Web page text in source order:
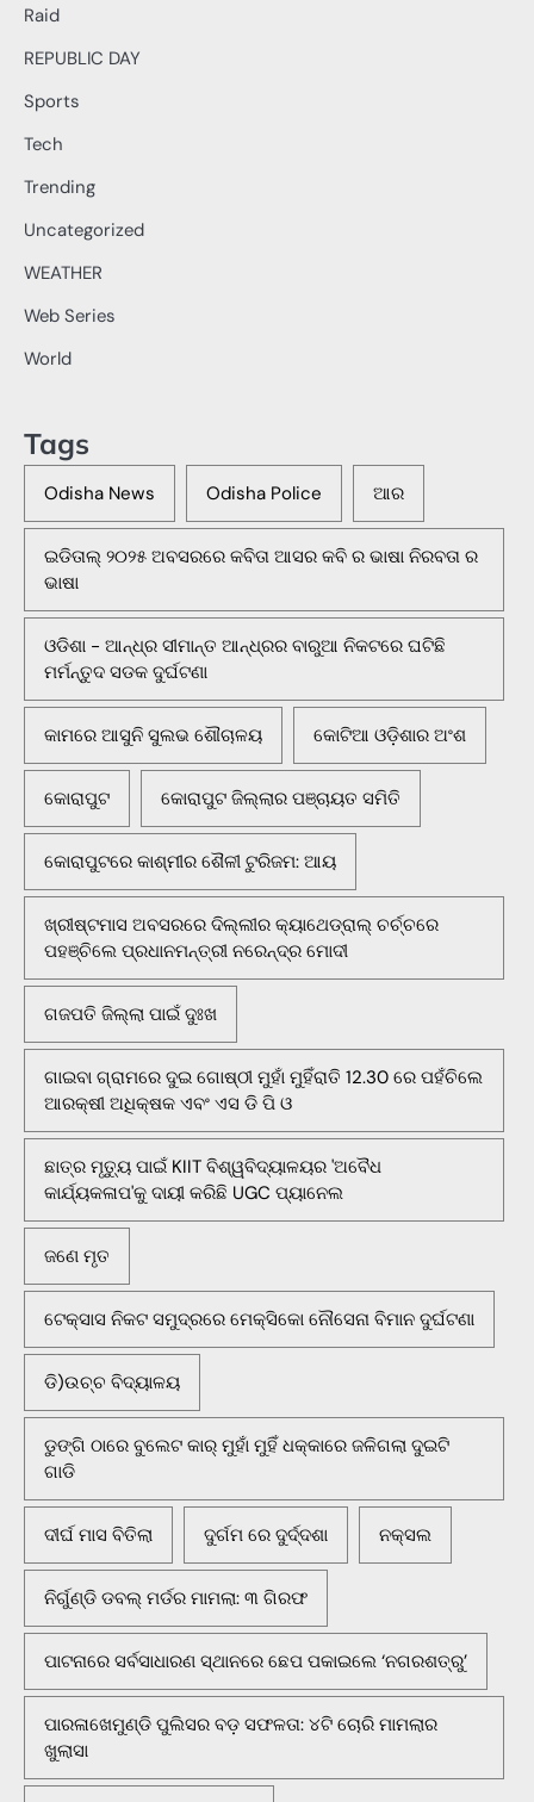
Raid
REPUBLIC DAY
Sports
Tech
Trending
Uncategorized
WEATHER
Web Series
World
Tags
Odisha News Odisha Police ଆର
ଇଡିତାଲ୍ ୨୦୨୫ ଅବସରରେ କବିତା ଆସର କବି ର ଭାଷା ନିରବତା ର
ଭାଷା
ଓଡିଶା - ଆନ୍ଧ୍ର ସୀମାନ୍ତ ଆନ୍ଧ୍ରର ବାରୁଆ ନିକଟରେ ଘଟିଛି
ମର୍ମନ୍ତୁଦ ସଡକ ଦୁର୍ଘଟଣା
କାମରେ ଆସୁନି ସୁଲଭ ଶୌଚାଳୟ କୋଟିଆ ଓଡ଼ିଶାର ଅଂଶ
କୋରାପୁଟ କୋରାପୁଟ ଜିଲ୍ଲାର ପଞ୍ଚାୟତ ସମିତି
କୋରାପୁଟରେ କାଶ୍ମୀର ଶୈଳୀ ଟୁରିଜମ: ଆୟ
ଖ୍ରୀଷ୍ଟମାସ ଅବସରରେ ଦିଲ୍ଲୀର କ୍ୟାଥେଡ୍ରାଲ୍ ଚର୍ଚ୍ଚରେ
ପହଞ୍ଚିଲେ ପ୍ରଧାନମନ୍ତ୍ରୀ ନରେନ୍ଦ୍ର ମୋଦୀ
ଗଜପତି ଜିଲ୍ଲା ପାଇଁ ଦୁଃଖ
ଗାଇବା ଗ୍ରାମରେ ଦୁଇ ଗୋଷ୍ଠୀ ମୁହାଁ ମୁହିଁରାତି 12.30 ରେ ପହଁଚିଲେ
ଆରକ୍ଷୀ ଅଧିକ୍ଷକ ଏବଂ ଏସ ଡି ପି ଓ
ଛାତ୍ର ମୃତ୍ୟୁ ପାଇଁ KIIT ବିଶ୍ୱବିଦ୍ୟାଳୟର 'ଅବୈଧ
କାର୍ଯ୍ୟକଳାପ'କୁ ଦାୟୀ କରିଛି UGC ପ୍ୟାନେଲ
ଜଣେ ମୃତ
ଟେକ୍ସାସ ନିକଟ ସମୁଦ୍ରରେ ମେକ୍ସିକୋ ନୌସେନା ବିମାନ ଦୁର୍ଘଟଣା
ଡି)ଉଚ୍ଚ ବିଦ୍ୟାଳୟ
ଡୁଙ୍ଗି ଠାରେ ବୁଲେଟ କାର୍ ମୁହାଁ ମୁହିଁ ଧକ୍କାରେ ଜଳିଗଲା ଦୁଇଟି
ଗାଡି
ଦୀର୍ଘ ମାସ ବିତିଲା ଦୁର୍ଗମ ରେ ଦୁର୍ଦ୍ଦଶା ନକ୍ସଲ
ନିର୍ଗୁଣ୍ଡି ଡବଲ୍ ମର୍ଡର ମାମଲା: ୩ ଗିରଫ
ପାଟନାରେ ସର୍ବସାଧାରଣ ସ୍ଥାନରେ ଛେପ ପକାଇଲେ ‘ନଗରଶତ୍ରୁ’
ପାରଳାଖେମୁଣ୍ଡି ପୁଲିସର ବଡ଼ ସଫଳତା: ୪ଟି ଚୋରି ମାମଲାର
ଖୁଲାସା